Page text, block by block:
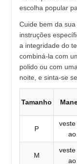
escolha popular
Cuide bem da
instruções
a integridade do
combiná-la com
polido ou com
noite, e sinta-se
Tamanho
P
M
veste